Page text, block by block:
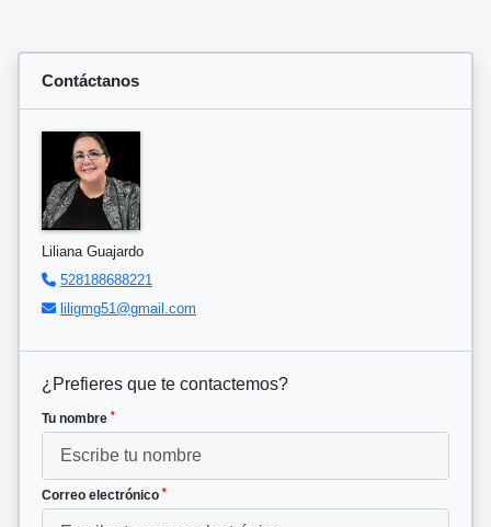
Contáctanos
Liliana Guajardo
528188688221
liligmg51@gmail.com
¿Prefieres que te contactemos?
Tu nombre *
Correo electrónico *